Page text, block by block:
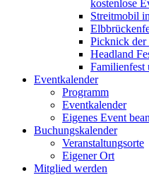
kostenlose
Streitmobil
Picknick
Headland
Familienfest
Eventkalender
Programm
Eventkalender
Eigenes Event
Buchungskalender
Veranstaltungsorte
Eigener Ort
Mitglied werden